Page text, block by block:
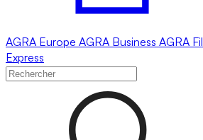
AGRA Europe AGRA Business AGRA Fil
Express